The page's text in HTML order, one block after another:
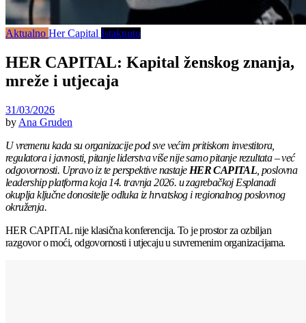
Aktualno Her Capital Istaknuto
HER CAPITAL: Kapital ženskog znanja,
mreže i utjecaja
31/03/2026
by Ana Gruden
U vremenu kada su organizacije pod sve većim pritiskom investitora,
regulatora i javnosti, pitanje liderstva više nije samo pitanje rezultata – već
odgovornosti. Upravo iz te perspektive nastaje HER CAPITAL , poslovna
leadership platforma koja 14. travnja 2026. u zagrebačkoj Esplanadi
okuplja ključne donositelje odluka iz hrvatskog i regionalnog poslovnog
okruženja.
HER CAPITAL nije klasična konferencija. To je prostor za ozbiljan
razgovor o moći, odgovornosti i utjecaju u suvremenim organizacijama.